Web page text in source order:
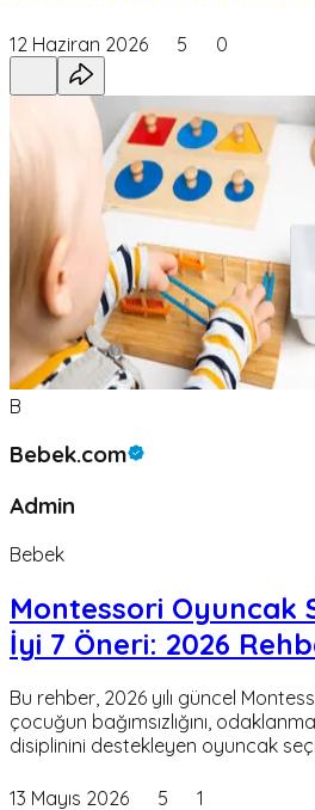
12 Haziran 2026 5 0
B
Bebek.com
Admin
Bebek
Montessori Oyuncak
İyi 7 Öneri: 2026
Bu rehber, 2026 yılı güncel
çocuğun bağımsızlığını,
disiplinini destekleyen oyuncak
13 Mayıs 2026 5 1